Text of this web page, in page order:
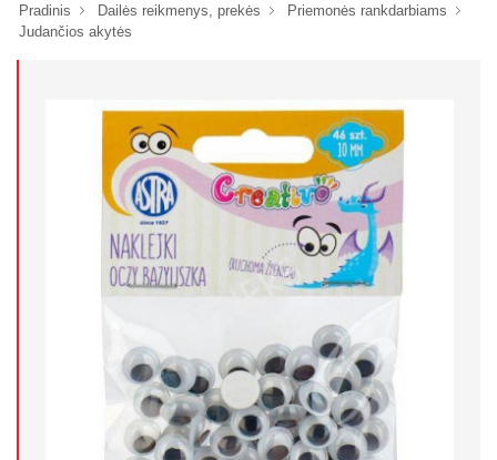
Pradinis Dailės reikmenys, prekės
Priemonės rankdarbiams
Judančios akytės